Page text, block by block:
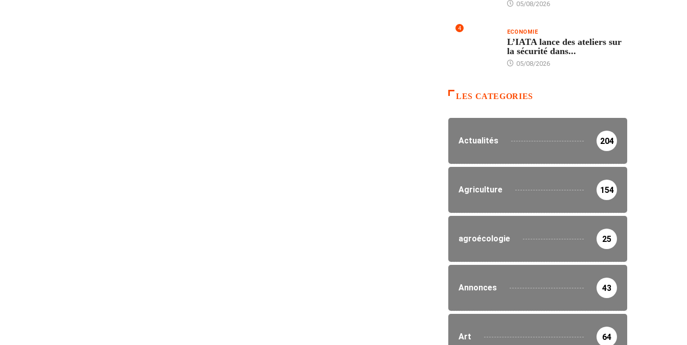
05/08/2026
4 ECONOMIE
L’IATA lance des ateliers sur
la sécurité dans...
05/08/2026
LES CATEGORIES
Actualités 204
Agriculture 154
agroécologie 25
Annonces 43
Art 64